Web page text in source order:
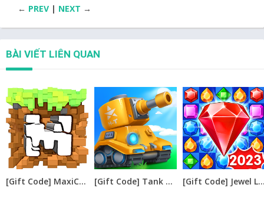
← PREV | NEXT →
BÀI VIẾT LIÊN QUAN
[Gift Code] MaxiCraft Adventure Time mới nhất 08/2026 [Gift Code] Tank Raid: Epic Tank War Games mới nhất 08/2026 [Gift Code] Jewel Legend – Xếp